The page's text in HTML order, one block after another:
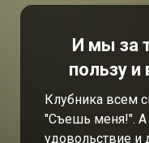
И мы за
пользу
Клубника всем
"Съешь меня!". А
удовольствие и